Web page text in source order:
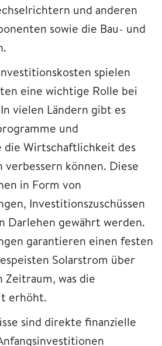
und anderen
sowie die Bau- und
spielen
eine wichtige Rolle bei
vielen Ländern gibt es
und
die Wirtschaftlichkeit des
können. Diese
in Form von
Investitionszuschüssen
Darlehen gewährt werden.
garantieren einen festen
Solarstrom über
was die
erhöht.
sind direkte finanzielle